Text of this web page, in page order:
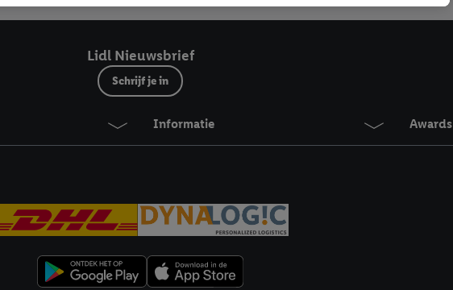
Lidl Nieuwsbrief
Schrijf je in
Informatie Awards
door het product in een winkelmandje van een online winkel te plaatsen
als verschillende eindapparaten en Lidl-diensten, met behulp van jouw gehashte e-
identifiers of met identifiers waarover Criteo S.A. beschikt, aan jou kunnen worden
Verder kan je er meer informatie vinden over de gegevensverwerking.
je voor de optie dat er enkel technisch noodzakelijke cookies en vergelijkbare
je in met alle verwerkingen voor alle bovengenoemde doeleinden. Meer informatie,
de gegevens en je recht om jouw toestemming op elk gewenst moment in te
.Je vindt de impressum voor de Lidl website hier.Klik